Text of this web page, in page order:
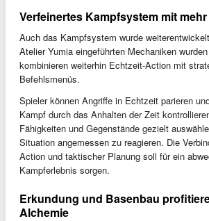
Verfeinertes Kampfsystem mit
Auch das Kampfsystem wurde
Atelier Yumia eingeführten Mechaniken
kombinieren weiterhin Echtzeit-Action mit
Befehlsmenüs.
Spieler können Angriffe in Echtzeit parieren
Kampf durch das Anhalten der Zeit
Fähigkeiten und Gegenstände gezielt
Situation angemessen zu reagieren. Die
Action und taktischer Planung soll für ein
Kampferlebnis sorgen.
Erkundung und Basenbau
Alchemie